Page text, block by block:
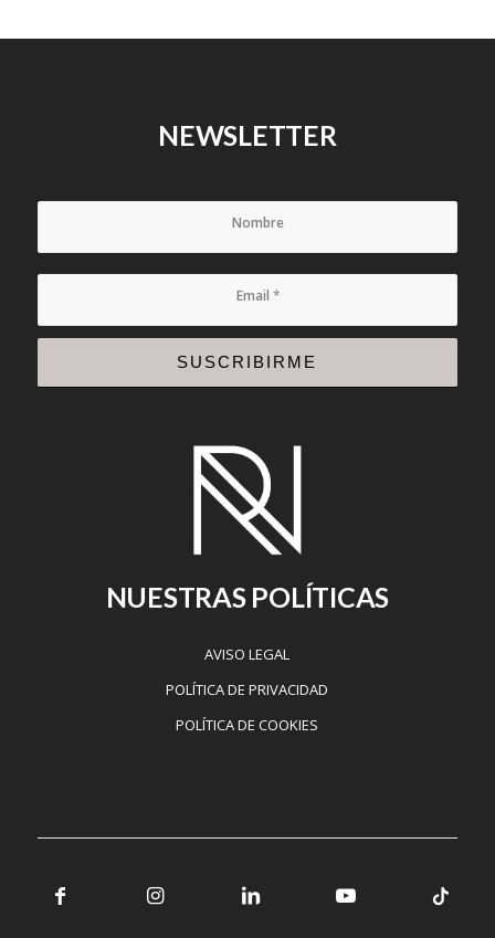
NEWSLETTER
Nombre
Email *
NUESTRAS POLÍTICAS
AVISO LEGAL
POLÍTICA DE PRIVACIDAD
POLÍTICA DE COOKIES